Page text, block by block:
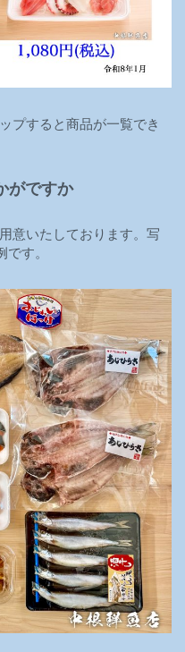
プすると商品が一覧でき
がですか
意いたしております。写
す。